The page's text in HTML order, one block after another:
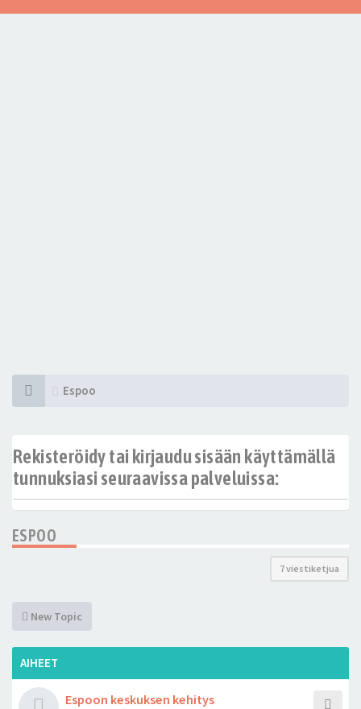
Espoo
Rekisteröidy tai kirjaudu sisään käyttämällä
tunnuksiasi seuraavissa palveluissa:
ESPOO
7 viestiketjua
New Topic
AIHEET
Espoon keskuksen kehitys